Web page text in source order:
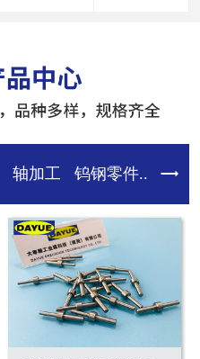
轴加工 钨钢零件... 齿轮